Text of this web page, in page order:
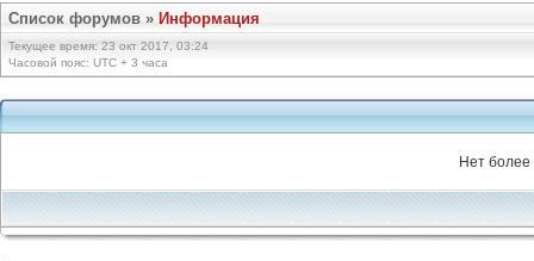
Список форумов » Информация
Текущее время: 23 окт 2017, 03:24
Часовой пояс: UTC + 3 часа
Нет